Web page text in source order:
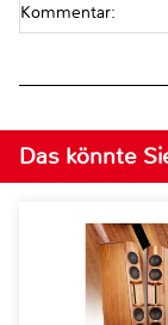
Kommentar:
Das könnte